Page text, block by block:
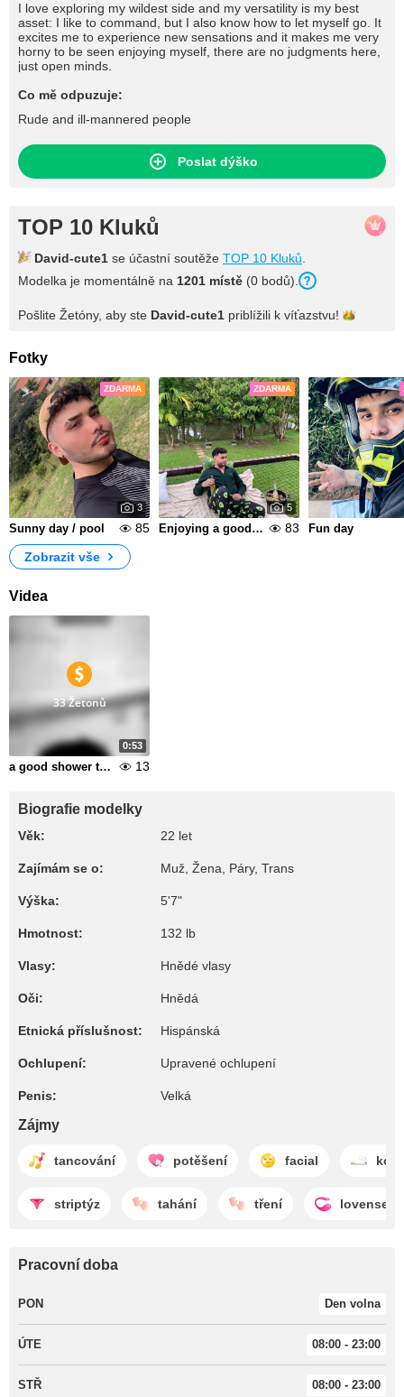
I love exploring my wildest side and my versatility is my best
asset: I like to command, but I also know how to let myself go. It
excites me to experience new sensations and it makes me very
horny to be seen enjoying myself, there are no judgments here,
just open minds.
Co mě odpuzuje:
Rude and ill-mannered people
Poslat dýško
TOP 10 Kluků
David-cute1 se účastní soutěže TOP 10 Kluků
Modelka je momentálně na 1201 místě (0 bodů).
Pošlite Žetóny, aby ste David-cute1 priblížili k víťazstvu!
Fotky
ZDARMA
3
Sunny day / pool 85
ZDARMA
5
Enjoying a good weekend 83 Fun day
Zobrazit vše
Videa
0:53
33 Žetonů
a good shower to relax 13
Biografie modelky
Věk: 22 let
Zajímám se o: Muž, Žena, Páry, Trans
Výška: 5'7"
Hmotnost: 132 lb
Vlasy: Hnědé vlasy
Oči: Hnědá
Etnická příslušnost: Hispánská
Ochlupení: Upravené ochlupení
Penis: Velká
Zájmy
tancování potěšení facial
striptýz tahání tření lovense
Pracovní doba
PON Den volna
ÚTE 08:00 - 23:00
STŘ 08:00 - 23:00